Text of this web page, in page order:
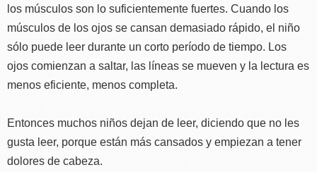
los músculos son lo suficientemente fuertes. Cuando los
músculos de los ojos se cansan demasiado rápido, el niño
sólo puede leer durante un corto período de tiempo. Los
ojos comienzan a saltar, las líneas se mueven y la lectura es
menos eficiente, menos completa.
Entonces muchos niños dejan de leer, diciendo que no les
gusta leer, porque están más cansados ​​y empiezan a tener
dolores de cabeza.